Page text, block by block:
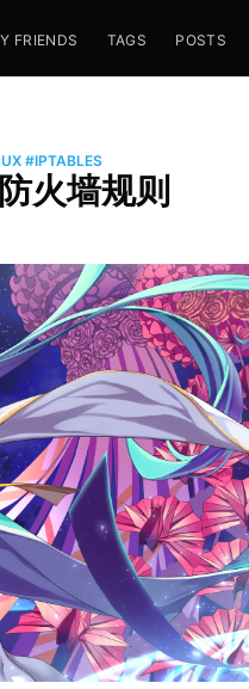
FRIENDS TAGS POSTS
#IPTABLES
火墙规则